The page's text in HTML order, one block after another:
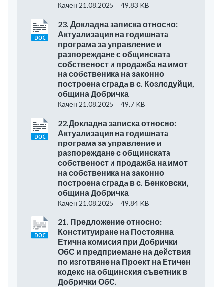
Качен 21.08.2025 49.83 KB
23. Докладна записка относно:
Актуализация на годишната
програма за управление и
разпореждане с общинската
собственост и продажба на имот
на собственика на законно
построена сградa в с. Козлодуйци,
община Добричка
Качен 21.08.2025 49.7 KB
22.Докладна записка относно:
Актуализация на годишната
програма за управление и
разпореждане с общинската
собственост и продажба на имот
на собственика на законно
построена сградa в с. Бенковски,
община Добричка
Качен 21.08.2025 49.84 KB
21. Предложение относно:
Конституиране на Постоянна
Етична комисия при Добрички
ОбС и предприемане на действия
по изготвяне на Проект на Етичен
кодекс на общинския съветник в
Добрички ОбС.